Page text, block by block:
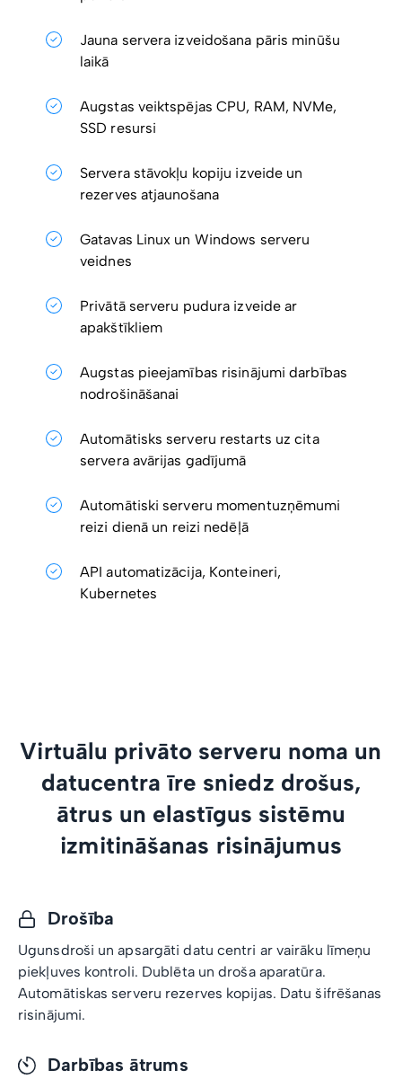
Jauna servera izveidošana pāris minūšu
laikā
Augstas veiktspējas CPU, RAM, NVMe,
SSD resursi
Servera stāvokļu kopiju izveide un
rezerves atjaunošana
Gatavas Linux un Windows serveru
veidnes
Privātā serveru pudura izveide ar
apakštīkliem
Augstas pieejamības risinājumi darbības
nodrošināšanai
Automātisks serveru restarts uz cita
servera avārijas gadījumā
Automātiski serveru momentuzņēmumi
reizi dienā un reizi nedēļā
API automatizācija, Konteineri,
Kubernetes
Virtuālu privāto serveru noma un
datucentra īre sniedz drošus,
ātrus un elastīgus sistēmu
izmitināšanas risinājumus
Drošība
Ugunsdroši un apsargāti datu centri ar vairāku līmeņu
piekļuves kontroli. Dublēta un droša aparatūra.
Automātiskas serveru rezerves kopijas. Datu šifrēšanas
risinājumi.
Darbības ātrums